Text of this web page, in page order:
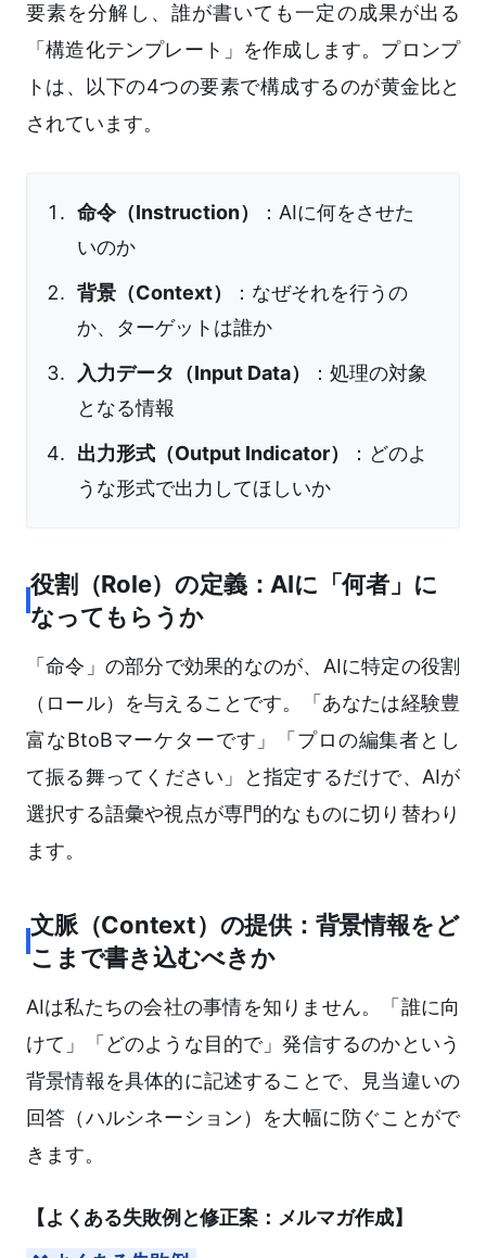
要素を分解し、誰が書いても一定の成果が出る
「構造化テンプレート」を作成します。プロンプ
トは、以下の4つの要素で構成するのが黄金比と
されています。
命令（Instruction）
：AIに何をさせた
いのか
背景（Context）
：なぜそれを行うの
か、ターゲットは誰か
入力データ（Input Data）
：処理の対象
となる情報
出力形式（Output Indicator）
：どのよ
うな形式で出力してほしいか
役割（Role）の定義：AIに「何者」に
なってもらうか
「命令」の部分で効果的なのが、AIに特定の役割
（ロール）を与えることです。「あなたは経験豊
富なBtoBマーケターです」「プロの編集者とし
て振る舞ってください」と指定するだけで、AIが
選択する語彙や視点が専門的なものに切り替わり
ます。
文脈（Context）の提供：背景情報をど
こまで書き込むべきか
AIは私たちの会社の事情を知りません。「誰に向
けて」「どのような目的で」発信するのかという
背景情報を具体的に記述することで、見当違いの
回答（ハルシネーション）を大幅に防ぐことがで
きます。
【よくある失敗例と修正案：メルマガ作成】